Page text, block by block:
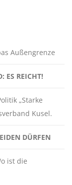
Außengrenze
ES REICHT!
„Starke
Kusel.
DÜRFEN
ist die